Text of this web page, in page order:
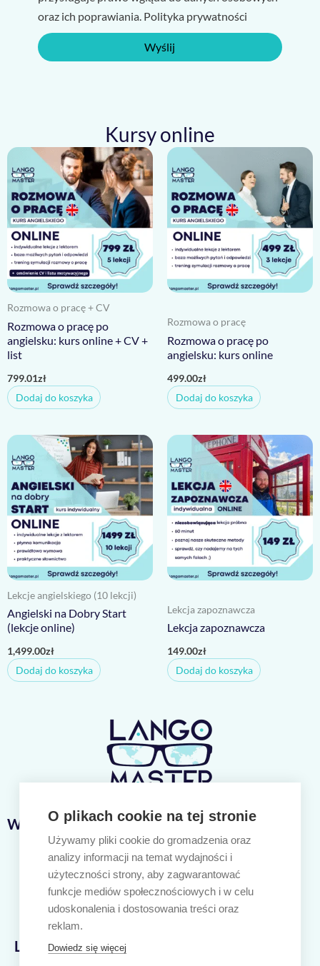
oraz ich poprawiania. Polityka prywatności
Wyślij
Kursy online
Rozmowa o pracę + CV
Rozmowa o pracę po
angielsku: kurs online + CV +
list
799.01zł
Dodaj do koszyka
Rozmowa o pracę
Rozmowa o pracę po
angielsku: kurs online
499.00zł
Dodaj do koszyka
Lekcje angielskiego (10 lekcji)
Angielski na Dobry Start
(lekcje online)
1,499.00zł
Dodaj do koszyka
Lekcja zapoznawcza
Lekcja zapoznawcza
149.00zł
Dodaj do koszyka
Lango Master
Ważne linki
Nasze kursy
Język angielski
Język niemiecki
Polityka prywatności
O plikach cookie na tej stronie
Używamy pliki cookie do gromadzenia oraz
analizy informacji na temat wydajności i
użyteczności strony, aby zagwarantować
funkcje mediów społecznościowych i w celu
udoskonalenia i dostosowania treści oraz
reklam.
Dowiedz się więcej